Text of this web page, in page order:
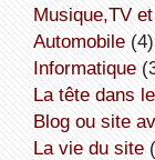
Musique,TV
Automobile(4)
informatique
la tête dans
Blog ou site
la vie du site